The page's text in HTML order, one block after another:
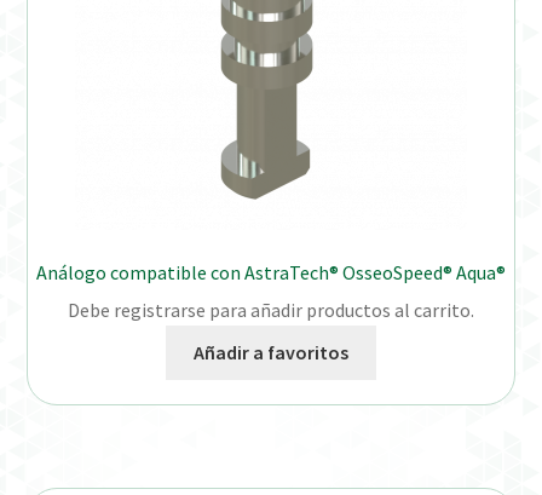
Instrucciones de uso (ESP)
Instructions for Use (ENG)
Productos Favoritos
Verification Required
Análogo compatible con AstraTech® OsseoSpeed® Aqua®
Debe registrarse para añadir productos al carrito.
Añadir a favoritos